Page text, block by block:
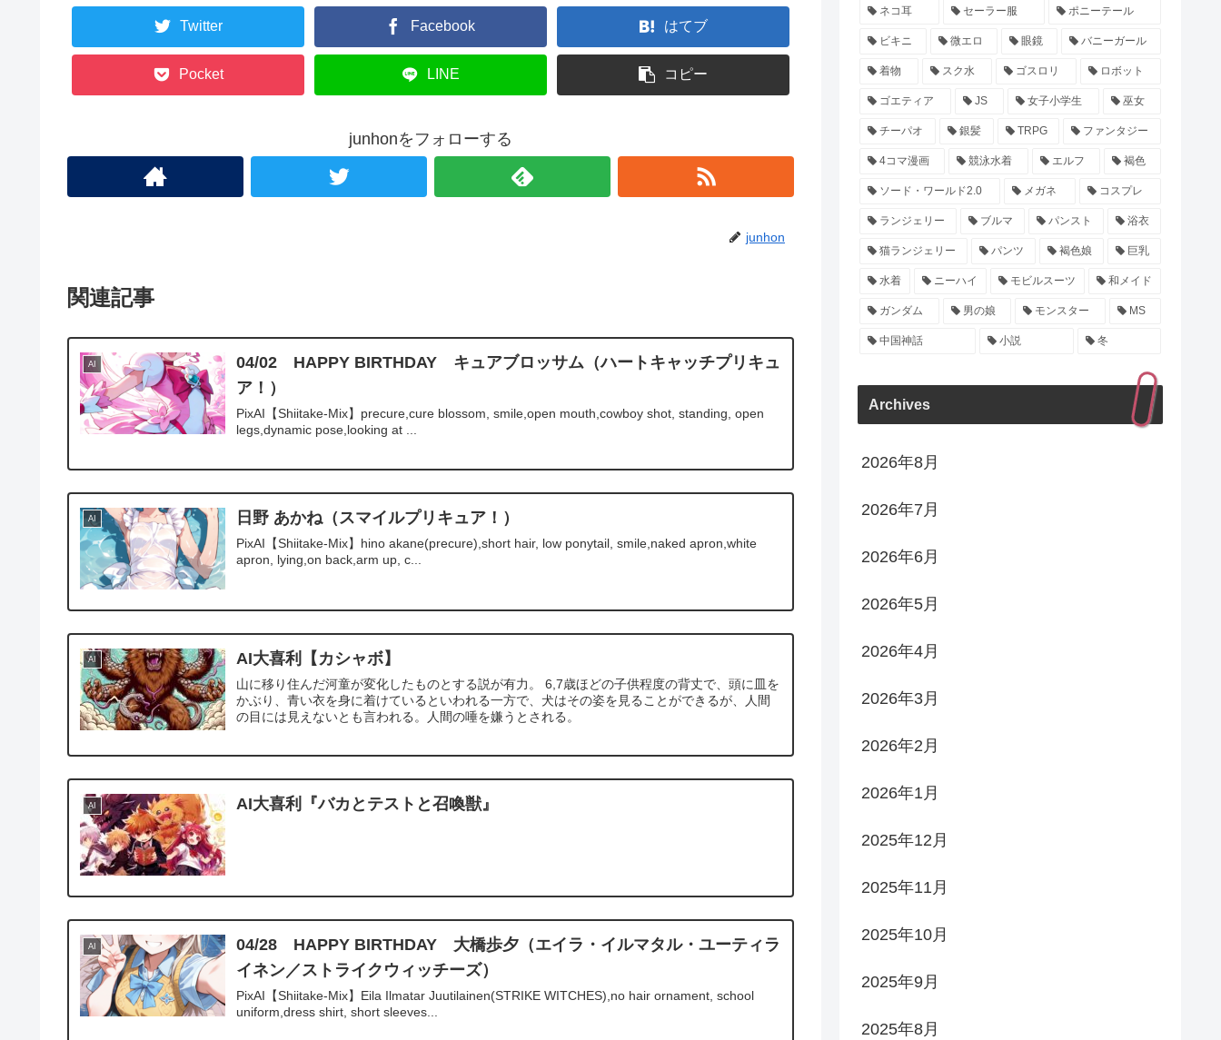
Twitter Facebook はてブ
Pocket LINE コピー
junhonをフォローする
junhon
関連記事
AI
04/02 HAPPY BIRTHDAY キュアブロッサム（ハートキャッチプリキュ
ア！）
PixAI【Shiitake-Mix】precure,cure blossom, smile,open mouth,cowboy shot, standing, open
legs,dynamic pose,looking at ...
AI 日野 あかね（スマイルプリキュア！）
PixAI【Shiitake-Mix】hino akane(precure),short hair, low ponytail, smile,naked apron,white
apron, lying,on back,arm up, c...
AI AI大喜利【カシャボ】
山に移り住んだ河童が変化したものとする説が有力。 6,7歳ほどの子供程度の背丈で、頭に皿を
かぶり、青い衣を身に着けているといわれる一方で、犬はその姿を見ることができるが、人間
の目には見えないとも言われる。人間の唾を嫌うとされる。
AI AI大喜利『バカとテストと召喚獣』
AI
04/28 HAPPY BIRTHDAY 大橋歩夕（エイラ・イルマタル・ユーティラ
イネン／ストライクウィッチーズ）
PixAI【Shiitake-Mix】Eila Ilmatar Juutilainen(STRIKE WITCHES),no hair ornament, school
uniform,dress shirt, short sleeves...
ネコ耳 セーラー服 ポニーテール
ビキニ 微エロ 眼鏡 バニーガール
着物 スク水 ゴスロリ ロボット
ゴエティア JS 女子小学生 巫女
チーパオ 銀髪 TRPG ファンタジー
4コマ漫画 競泳水着 エルフ 褐色
ソード・ワールド2.0 メガネ コスプレ
ランジェリー ブルマ パンスト 浴衣
猫ランジェリー パンツ 褐色娘 巨乳
水着 ニーハイ モビルスーツ 和メイド
ガンダム 男の娘 モンスター MS
中国神話 小説 冬
Archives
2026年8月
2026年7月
2026年6月
2026年5月
2026年4月
2026年3月
2026年2月
2026年1月
2025年12月
2025年11月
2025年10月
2025年9月
2025年8月